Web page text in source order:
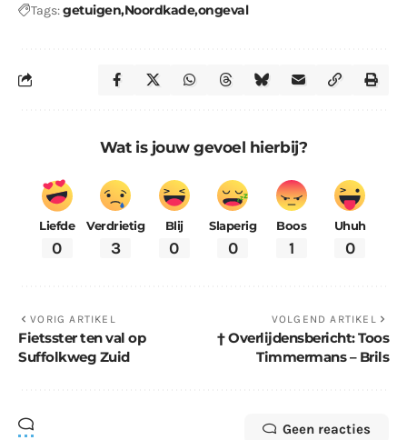
Tags:getuigenNoordkadeongeval
Wat is jouw gevoel hierbij?
Liefde
0
Verdrietig
3
Blij
0
Slaperig
0
Boos
1
Uhuh
0
VORIG ARTIKEL
Fietsster ten val op
Suffolkweg Zuid
VOLGEND ARTIKEL
† Overlijdensbericht: Toos
Timmermans – Brils
Geen reacties